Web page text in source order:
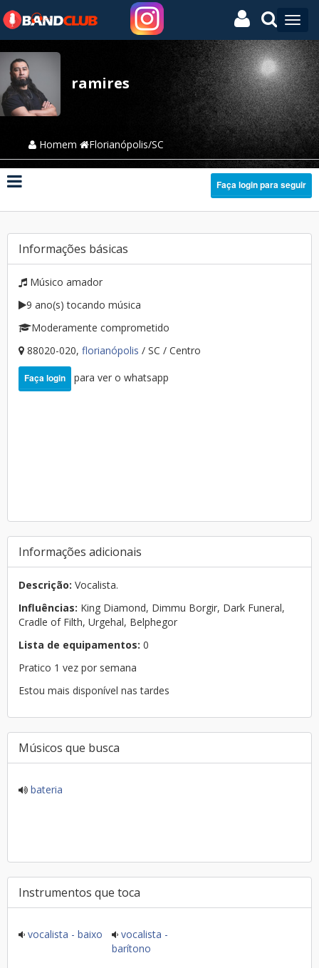
ramires
Homem Florianópolis/SC
Faça login para seguir
Informações básicas
Músico amador
9 ano(s) tocando música
Moderamente comprometido
88020-020, florianópolis / SC / Centro
Faça login para ver o whatsapp
Informações adicionais
Descrição: Vocalista.
Influências: King Diamond, Dimmu Borgir, Dark Funeral,
Cradle of Filth, Urgehal, Belphegor
Lista de equipamentos: 0
Pratico 1 vez por semana
Estou mais disponível nas tardes
Músicos que busca
bateria
Instrumentos que toca
vocalista - baixo
vocalista -
barítono